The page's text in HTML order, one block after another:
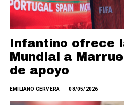
Infantino ofrece
Mundial a
de apoyo
EMILIANO CERVERA 08/05/2026